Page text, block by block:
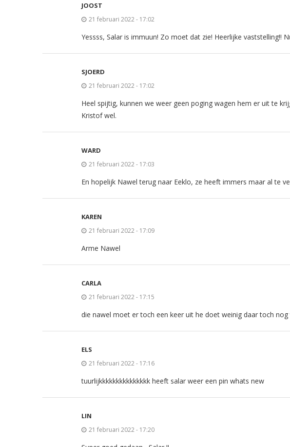
JOOST
21 februari 2022 - 17:02
Yessss, Salar is immuun! Zo moet dat zie! Heerlijke vaststelling!!
SJOERD
21 februari 2022 - 17:02
Heel spijtig, kunnen we weer geen poging wagen hem er uit te
Kristof wel.
WARD
21 februari 2022 - 17:03
En hopelijk Nawel terug naar Eeklo, ze heeft immers maar al te
KAREN
21 februari 2022 - 17:09
Arme Nawel
CARLA
21 februari 2022 - 17:15
die nawel moet er toch een keer uit he doet weinig daar toch nog
ELS
21 februari 2022 - 17:16
tuurlijkkkkkkkkkkkkkkk heeft salar weer een pin whats new
LIN
21 februari 2022 - 17:20